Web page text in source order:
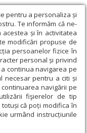
pentru a personaliza și
Te informăm că ne-
și în activitatea
modificări propuse de
persoanelor fizice în
personal și privind
continua navigarea pe
necesar pentru a citi și
navigării pe
fişierelor de tip
că poți modifica în
urmând instrucțiunile
› Liturghie
Veche